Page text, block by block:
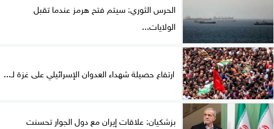
الحرس الثوري: سيتم فتح هرمز عندما تقبل
الولايات...
ارتفاع حصيلة شهداء العدوان الإسرائيلي على غزة لـ...
بزشكيان: علاقات إيران مع دول الجوار تحسنت